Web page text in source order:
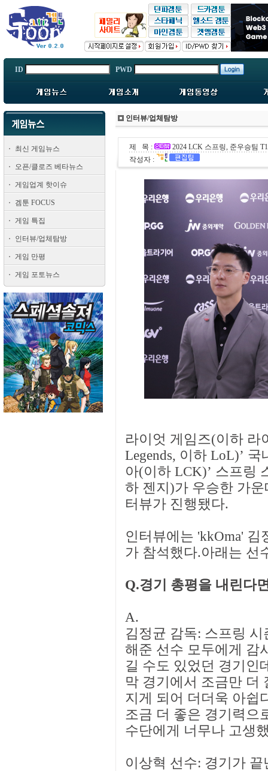
ID PWD
최신 게임뉴스
오픈/클로즈 베타뉴스
게임업계 핫이슈
겜툰 FOCUS
게임 특집
인터뷰/업체탐방
게임 만평
게임 포토뉴스
인터뷰/업체탐방
제 목 :
2024 LCK 스프링, 준우승팀
작성자 :
라이엇 게임즈(이하 라
Legends, 이하 LoL)’
아(이하 LCK)’ 스프링
하 젠지)가 우승한 가
터뷰가 진행됐다.
인터뷰에는 'kkOma' 김
가 참석했다.아래는 선
Q.경기 총평을 내린다
A.
김정균 감독: 스프링
해준 선수 모두에게 감
길 수도 있었던 경기인
막 경기에서 조금만 더
지게 되어 더더욱 아쉽
조금 더 좋은 경기력으
수단에게 너무나 고생
이상혁 선수: 경기가